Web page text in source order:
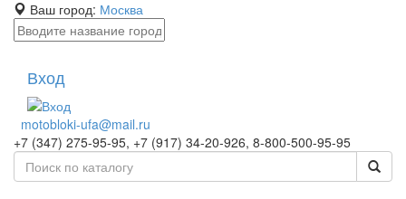
Ваш город: Москва
Вход
motobloki-ufa@mail.ru
+7 (347) 275-95-95, +7 (917) 34-20-926, 8-800-500-95-95